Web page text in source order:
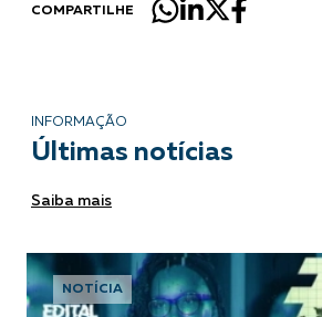
COMPARTILHE
INFORMAÇÃO
Últimas notícias
Saiba mais
NOTÍCIA